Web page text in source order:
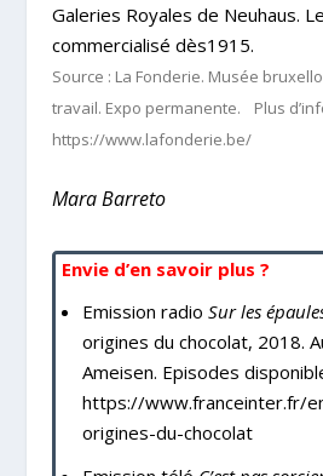
Galeries Royales de Neuhaus.
commercialisé dès1915.
Source : La Fonderie. Musée
travail. Expo permanente. Plus
https://www.lafonderie.be/
Mara Barreto
Envie d’en savoir plus ?
Emission radio Sur les
origines du chocolat, 2018.
Ameisen. Episodes
https://www.franceinter.fr/
origines-du-chocolat